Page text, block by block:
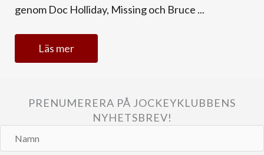
genom Doc Holliday, Missing och Bruce ...
Läs mer
PRENUMERERA PÅ JOCKEYKLUBBENS
NYHETSBREV!
Namn